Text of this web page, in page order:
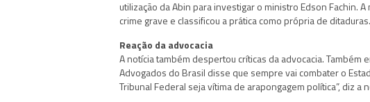
utilização da Abin para investigar o ministro Edson Fachin.
crime grave e classificou a prática como própria de ditaduras.
Reação da advocacia
A notícia também despertou críticas da advocacia. Também
Advogados do Brasil disse que sempre vai combater o
Tribunal Federal seja vítima de arapongagem política”, diz a